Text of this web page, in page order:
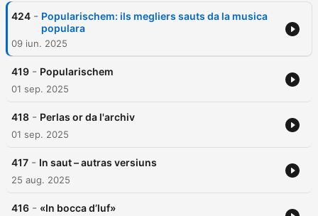
424 - Popularischem: ils megliers sauts da la musica
populara
09 iun. 2025
419 - Popularischem
01 sep. 2025
418 - Perlas or da l'archiv
01 sep. 2025
417 - In saut – autras versiuns
25 aug. 2025
416 - «In bocca d’luf»